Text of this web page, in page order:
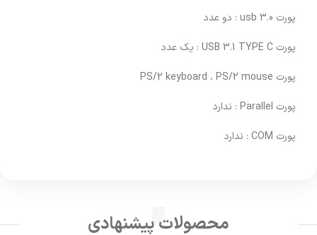
پورت usb 3.0 : دو عدد
پورت USB 3.1 TYPE C : یک عدد
پورت PS/2 keyboard ، PS/2 mouse
پورت Parallel : ندارد
پورت COM : ندارد
محصولات پیشنهادی